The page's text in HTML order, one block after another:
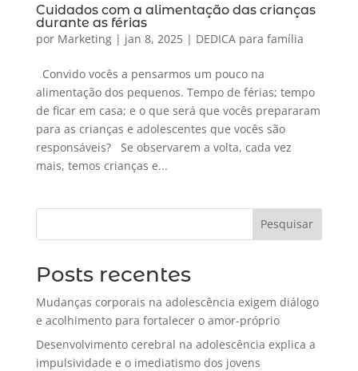
Cuidados com a alimentação das crianças
durante as férias
por Marketing| jan 8, 2025| DEDICA para família
Convido vocês a pensarmos um pouco na
alimentação dos pequenos. Tempo de férias; tempo
de ficar em casa; e o que será que vocês prepararam
para as crianças e adolescentes que vocês são
responsáveis? Se observarem a volta, cada vez
mais, temos crianças e...
Pesquisar
Posts recentes
Mudanças corporais na adolescência exigem diálogo
e acolhimento para fortalecer o amor-próprio
Desenvolvimento cerebral na adolescência explica a
impulsividade e o imediatismo dos jovens